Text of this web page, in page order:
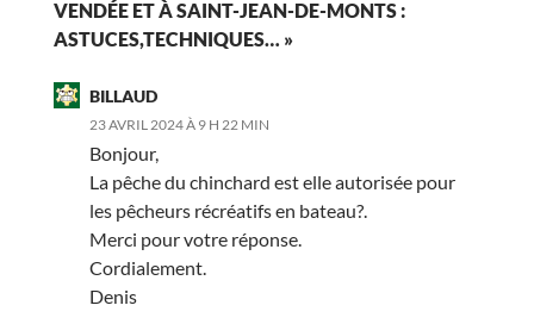
VENDÉE ET À SAINT-JEAN-DE-MONTS :
ASTUCES,TECHNIQUES… »
BILLAUD
23 AVRIL 2024 À 9 H 22 MIN
Bonjour,
La pêche du chinchard est elle autorisée pour
les pêcheurs récréatifs en bateau?.
Merci pour votre réponse.
Cordialement.
Denis